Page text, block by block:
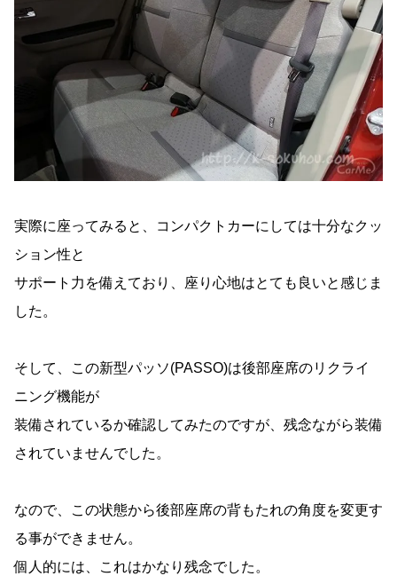
実際に座ってみると、コンパクトカーにしては十分なクッ
ション性と
サポート力を備えており、座り心地はとても良いと感じま
した。
そして、この新型パッソ(PASSO)は後部座席のリクライ
ニング機能が
装備されているか確認してみたのですが、残念ながら装備
されていませんでした。
なので、この状態から後部座席の背もたれの角度を変更す
る事ができません。
個人的には、これはかなり残念でした。